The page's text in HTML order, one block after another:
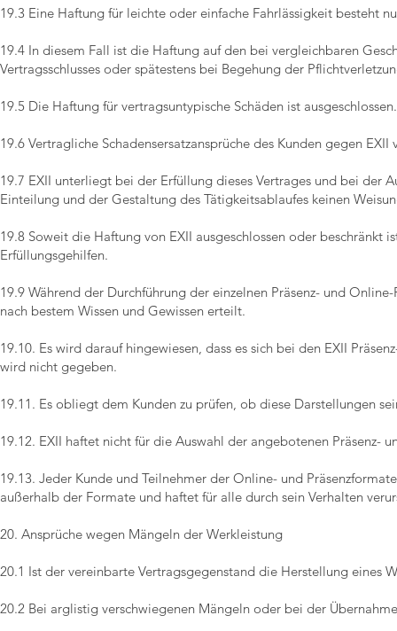
19.3 Eine Haftung für leichte oder einfache Fahrlässigkeit besteht
19.4 In diesem Fall ist die Haftung auf den bei vergleichbaren
Vertragsschlusses oder spätestens bei Begehung der
19.5 Die Haftung für vertragsuntypische Schäden ist ausgeschlossen.
19.6 Vertragliche Schadensersatzansprüche des Kunden gegen
19.7 EXII unterliegt bei der Erfüllung dieses Vertrages und bei der
Einteilung und der Gestaltung des Tätigkeitsablaufes keinen
19.8 Soweit die Haftung von EXII ausgeschlossen oder
Erfüllungsgehilfen.
19.9 Während der Durchführung der einzelnen Präsenz- und
nach bestem Wissen und Gewissen erteilt.
19.10. Es wird darauf hingewiesen, dass es sich bei den EXII
wird nicht gegeben.
19.11. Es obliegt dem Kunden zu prüfen, ob diese Darstellungen
19.12. EXII haftet nicht für die Auswahl der angebotenen Präsenz-
19.13. Jeder Kunde und Teilnehmer der Online- und
außerhalb der Formate und haftet für alle durch sein Verhalten
20. Ansprüche wegen Mängeln der Werkleistung
20.1 Ist der vereinbarte Vertragsgegenstand die Herstellung eines
20.2 Bei arglistig verschwiegenen Mängeln oder bei der